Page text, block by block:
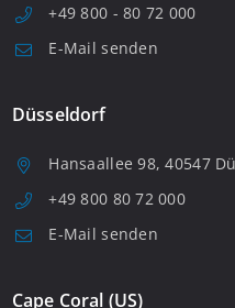
+49 800 - 80 72 000
E-Mail senden
Düsseldorf
Hansaallee 98, 40547
+49 800 80 72 000
E-Mail senden
Cape Coral (US)